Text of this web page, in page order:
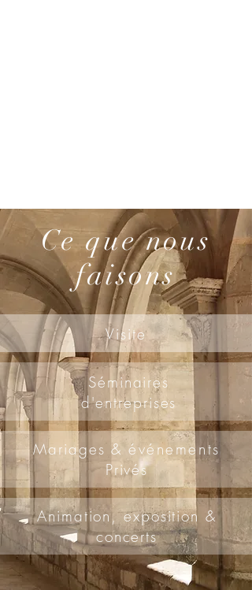
Ce que nous
faisons
Visite
Séminaires
d'entreprises
Mariages &événements
Privés
Animation, exposition &
concerts